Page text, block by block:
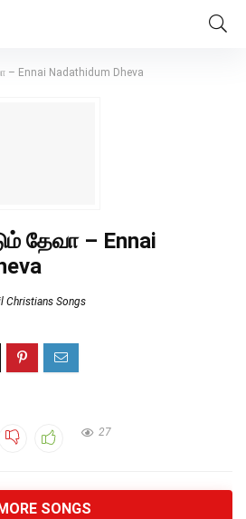
– Ennai Nadathidum Dheva
தேவா – Ennai
Christians Songs
27
SONGS